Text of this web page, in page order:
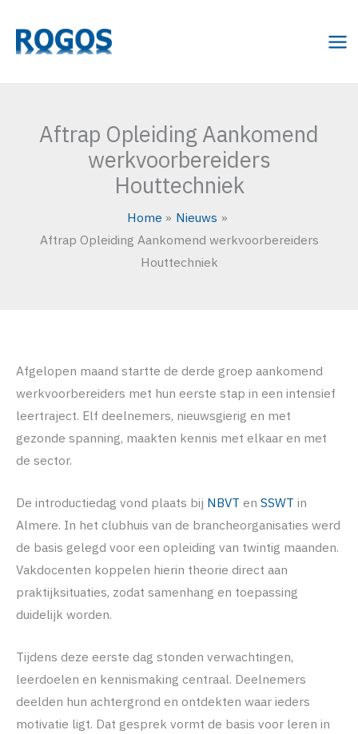
naar
Aftrap Opleiding Aankomend
werkvoorbereiders
Houttechniek
Home
Nieuws
Aftrap Opleiding Aankomend werkvoorbereiders
Houttechniek
Afgelopen maand startte de derde groep aankomend
werkvoorbereiders met hun eerste stap in een intensief
leertraject. Elf deelnemers, nieuwsgierig en met
gezonde spanning, maakten kennis met elkaar en met
de sector.
De introductiedag vond plaats bij NBVT en SSWT in
Almere. In het clubhuis van de brancheorganisaties werd
de basis gelegd voor een opleiding van twintig maanden.
Vakdocenten koppelen hierin theorie direct aan
praktijksituaties, zodat samenhang en toepassing
duidelijk worden.
Tijdens deze eerste dag stonden verwachtingen,
leerdoelen en kennismaking centraal. Deelnemers
deelden hun achtergrond en ontdekten waar ieders
motivatie ligt. Dat gesprek vormt de basis voor leren in